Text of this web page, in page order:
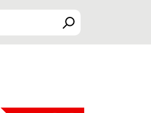
Suchen